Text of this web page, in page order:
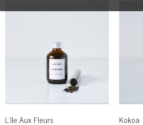
L’île Aux Fleurs Kokoa